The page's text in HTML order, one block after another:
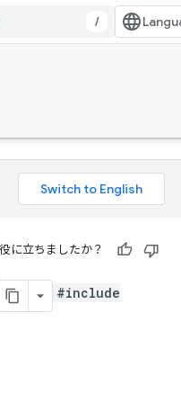
/
に立ちましたか？
#include